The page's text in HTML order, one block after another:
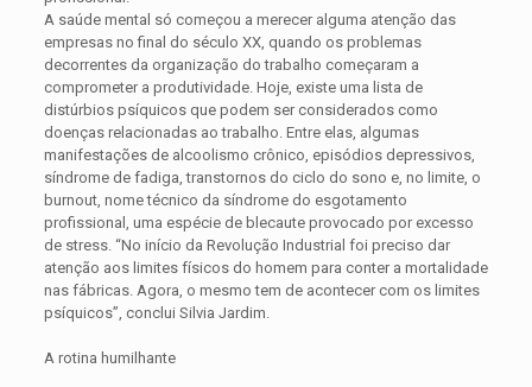
A saúde mental só começou a merecer alguma atenção das
empresas no final do século XX, quando os problemas
decorrentes da organização do trabalho começaram a
comprometer a produtividade. Hoje, existe uma lista de
distúrbios psíquicos que podem ser considerados como
doenças relacionadas ao trabalho. Entre elas, algumas
manifestações de alcoolismo crônico, episódios depressivos,
síndrome de fadiga, transtornos do ciclo do sono e, no limite, o
burnout, nome técnico da síndrome do esgotamento
profissional, uma espécie de blecaute provocado por excesso
de stress. “No início da Revolução Industrial foi preciso dar
atenção aos limites físicos do homem para conter a mortalidade
nas fábricas. Agora, o mesmo tem de acontecer com os limites
psíquicos”, conclui Silvia Jardim.
A rotina humilhante